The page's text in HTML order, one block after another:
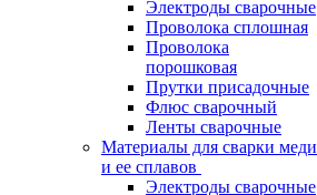
Электроды сварочные
Проволока сплошная
Проволока
порошковая
Прутки присадочные
Флюс сварочный
Ленты сварочные
Материалы для сварки меди
и ее сплавов
Электроды сварочные